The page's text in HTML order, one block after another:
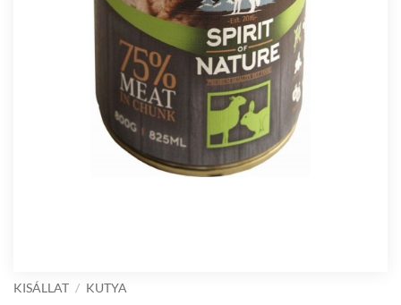
KISÁLLAT / KUTYA